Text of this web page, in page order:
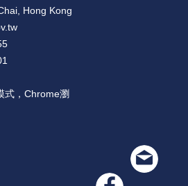
Hong Kong
式，Chrome瀏